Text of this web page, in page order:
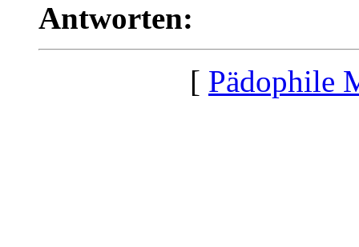
Antworten:
[ Pädophile